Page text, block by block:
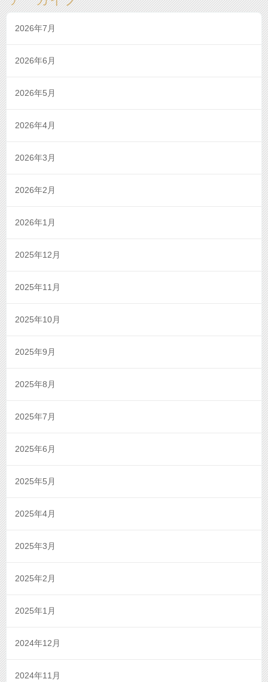
2026年7月
2026年6月
2026年5月
2026年4月
2026年3月
2026年2月
2026年1月
2025年12月
2025年11月
2025年10月
2025年9月
2025年8月
2025年7月
2025年6月
2025年5月
2025年4月
2025年3月
2025年2月
2025年1月
2024年12月
2024年11月